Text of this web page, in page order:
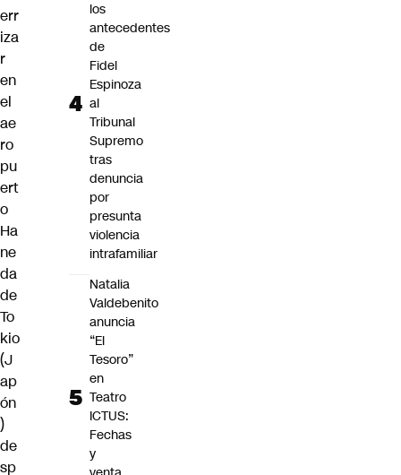
err
iza
r
en
el
ae
ro
pu
ert
o
Ha
ne
da
de
To
kio
(J
ap
ón
)
de
sp
los
antecedentes
de
Fidel
Espinoza
al
Tribunal
Supremo
tras
denuncia
por
presunta
violencia
intrafamiliar
Natalia
Valdebenito
anuncia
“El
Tesoro”
en
Teatro
ICTUS:
Fechas
y